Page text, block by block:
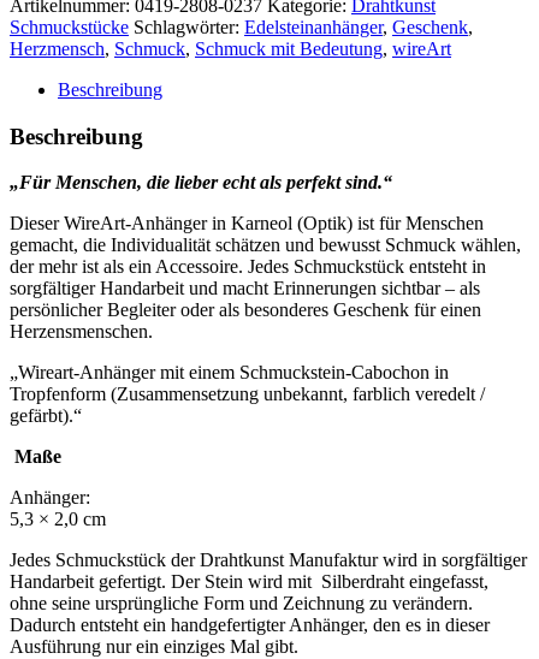
in
Karneol
Menge
Artikelnummer: 0419-2808-0237 Kategorie: Drahtkunst
Schmuckstücke Schlagwörter: Edelsteinanhänger, Geschenk,
Herzmensch, Schmuck, Schmuck mit Bedeutung, wireArt
Beschreibung
Beschreibung
„Für Menschen, die lieber echt als perfekt sind.“
Dieser WireArt-Anhänger in Karneol (Optik) ist für Menschen
gemacht, die Individualität schätzen und bewusst Schmuck wählen,
der mehr ist als ein Accessoire. Jedes Schmuckstück entsteht in
sorgfältiger Handarbeit und macht Erinnerungen sichtbar – als
persönlicher Begleiter oder als besonderes Geschenk für einen
Herzensmenschen.
„Wireart-Anhänger mit einem Schmuckstein-Cabochon in
Tropfenform (Zusammensetzung unbekannt, farblich veredelt /
gefärbt).“
Maße
Anhänger:
5,3 × 2,0 cm
Jedes Schmuckstück der Drahtkunst Manufaktur wird in sorgfältiger
Handarbeit gefertigt. Der Stein wird mit Silberdraht eingefasst,
ohne seine ursprüngliche Form und Zeichnung zu verändern.
Dadurch entsteht ein handgefertigter Anhänger, den es in dieser
Ausführung nur ein einziges Mal gibt.